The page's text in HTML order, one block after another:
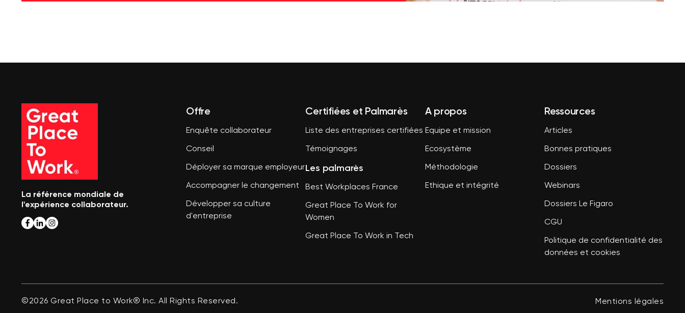
La référence mondiale de
l'expérience collaborateur.
Offre
Enquête collaborateur
Conseil
Déployer sa marque employeur
Accompagner le changement
Développer sa culture
d'entreprise
Certifiées et Palmarès
Liste des entreprises certifiées
Témoignages
Les palmarès
Best Workplaces France
Great Place To Work for
Women
Great Place To Work in Tech
A propos
Equipe et mission
Ecosystème
Méthodologie
Ethique et intégrité
Ressources
Articles
Bonnes pratiques
Dossiers
Webinars
Dossiers Le Figaro
CGU
Politique de confidentialité des
données et cookies
©2026 Great Place to Work® Inc. All Rights Reserved. Mentions légales